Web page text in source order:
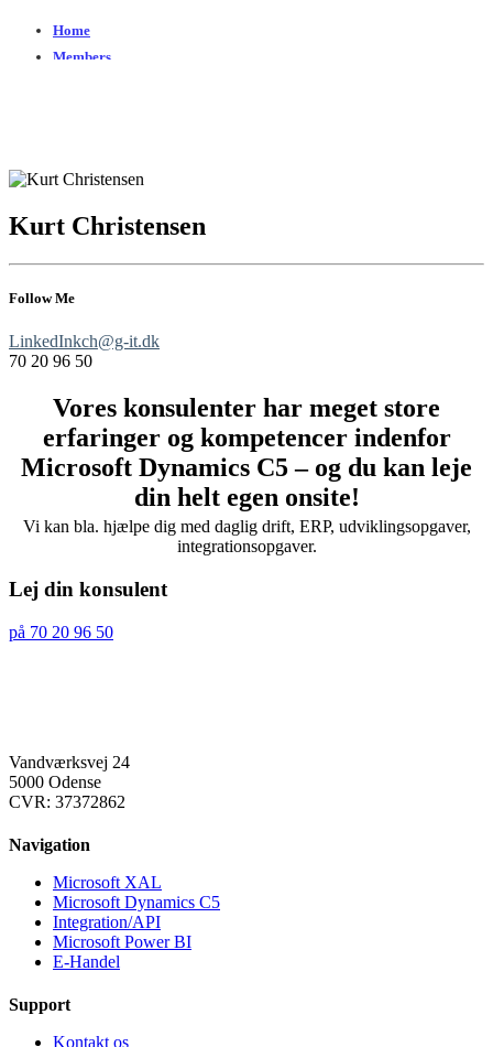
Home
Members
Kurt Christensen
Kurt Christensen
Follow Me
LinkedInkch@g-it.dk
70 20 96 50
Vores konsulenter har meget store
erfaringer og kompetencer indenfor
Microsoft Dynamics C5 – og du kan leje
din helt egen onsite!
Vi kan bla. hjælpe dig med daglig drift, ERP, udviklingsopgaver,
integrationsopgaver.
Lej din konsulent
på 70 20 96 50
Vandværksvej 24
5000 Odense
CVR: 37372862
Navigation
Microsoft XAL
Microsoft Dynamics C5
Integration/API
Microsoft Power BI
E-Handel
Support
Kontakt os